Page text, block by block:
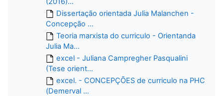
Dissertação orientada Julia Malanchen -
Concepção ...
Teoria marxista do curriculo - Orientanda
Julia Ma...
excel - Juliana Campregher Pasqualini
(Tese orient...
excel. - CONCEPÇÕES de curriculo na PHC
(Demerval ...